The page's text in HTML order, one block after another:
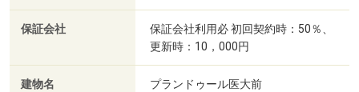
保証会社
保証会社利用必 初回契約時：50％、
更新時：10，000円
建物名 プランドゥール医大前